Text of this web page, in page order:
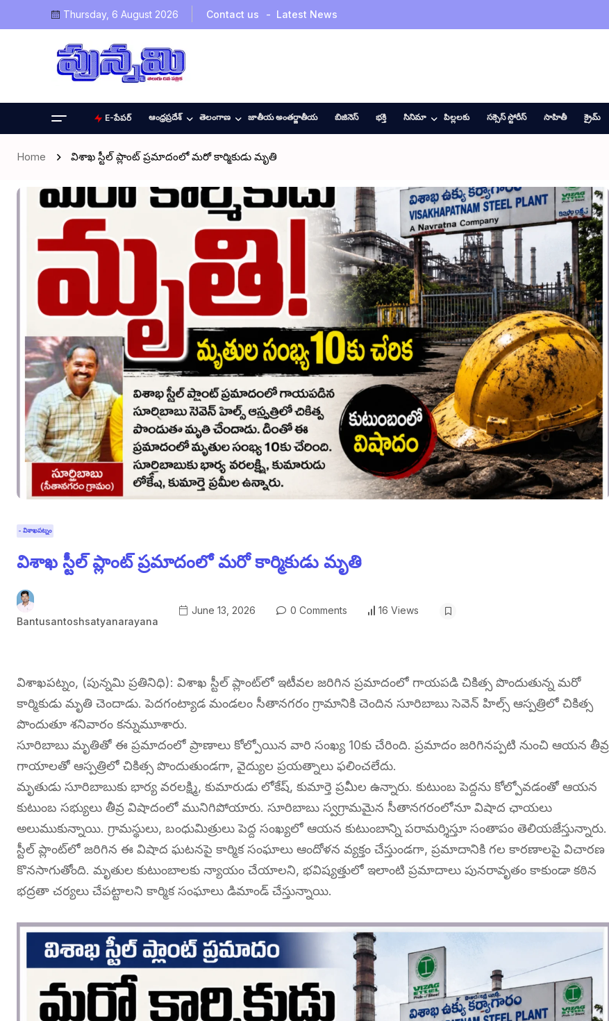
Thursday, 6 August 2026 Contact us Latest News
E-పేపర్ ఆంధ్రప్రదేశ్ తెలంగాణ జాతీయ అంతర్జాతీయ బిజినెస్ భక్తి సినిమా పిల్లలకు సక్సెస్ స్టోరీస్ సాహితీ క్రైమ్
Home విశాఖ స్టీల్ ప్లాంట్ ప్రమాదంలో మరో కార్మికుడు మృతి
- విశాఖపట్నం
విశాఖ స్టీల్ ప్లాంట్ ప్రమాదంలో మరో కార్మికుడు మృతి
Bantusantoshsatyanarayana
June 13, 2026 0 Comments 16 Views
విశాఖపట్నం, (పున్నమి ప్రతినిధి): విశాఖ స్టీల్ ప్లాంట్‌లో ఇటీవల జరిగిన ప్రమాదంలో గాయపడి చికిత్స పొందుతున్న మరో
కార్మికుడు మృతి చెందాడు. పెదగంట్యాడ మండలం సీతానగరం గ్రామానికి చెందిన సూరిబాబు సెవెన్ హిల్స్ ఆస్పత్రిలో చికిత్స
పొందుతూ శనివారం కన్నుమూశారు.
సూరిబాబు మృతితో ఈ ప్రమాదంలో ప్రాణాలు కోల్పోయిన వారి సంఖ్య 10కు చేరింది. ప్రమాదం జరిగినప్పటి నుంచి ఆయన తీవ్ర
గాయాలతో ఆస్పత్రిలో చికిత్స పొందుతుండగా, వైద్యుల ప్రయత్నాలు ఫలించలేదు.
మృతుడు సూరిబాబుకు భార్య వరలక్ష్మి, కుమారుడు లోకేష్, కుమార్తె ప్రమీల ఉన్నారు. కుటుంబ పెద్దను కోల్పోవడంతో ఆయన
కుటుంబ సభ్యులు తీవ్ర విషాదంలో మునిగిపోయారు. సూరిబాబు స్వగ్రామమైన సీతానగరంలోనూ విషాద ఛాయలు
అలుముకున్నాయి. గ్రామస్థులు, బంధుమిత్రులు పెద్ద సంఖ్యలో ఆయన కుటుంబాన్ని పరామర్శిస్తూ సంతాపం తెలియజేస్తున్నారు.
స్టీల్ ప్లాంట్‌లో జరిగిన ఈ విషాద ఘటనపై కార్మిక సంఘాలు ఆందోళన వ్యక్తం చేస్తుండగా, ప్రమాదానికి గల కారణాలపై విచారణ
కొనసాగుతోంది. మృతుల కుటుంబాలకు న్యాయం చేయాలని, భవిష్యత్తులో ఇలాంటి ప్రమాదాలు పునరావృతం కాకుండా కఠిన
భద్రతా చర్యలు చేపట్టాలని కార్మిక సంఘాలు డిమాండ్ చేస్తున్నాయి.